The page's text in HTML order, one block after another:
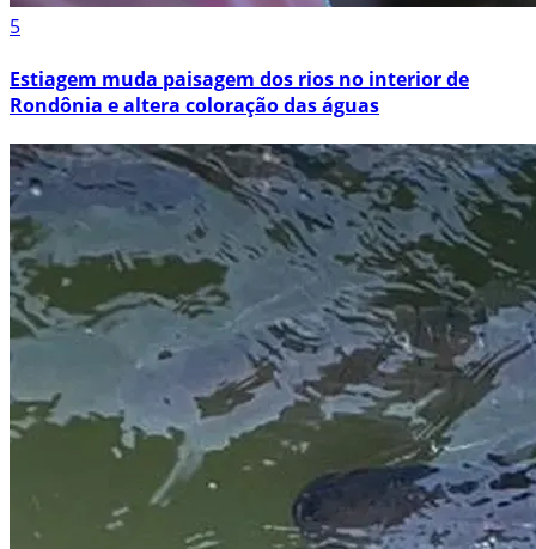
5
Estiagem muda paisagem dos rios no interior de
Rondônia e altera coloração das águas